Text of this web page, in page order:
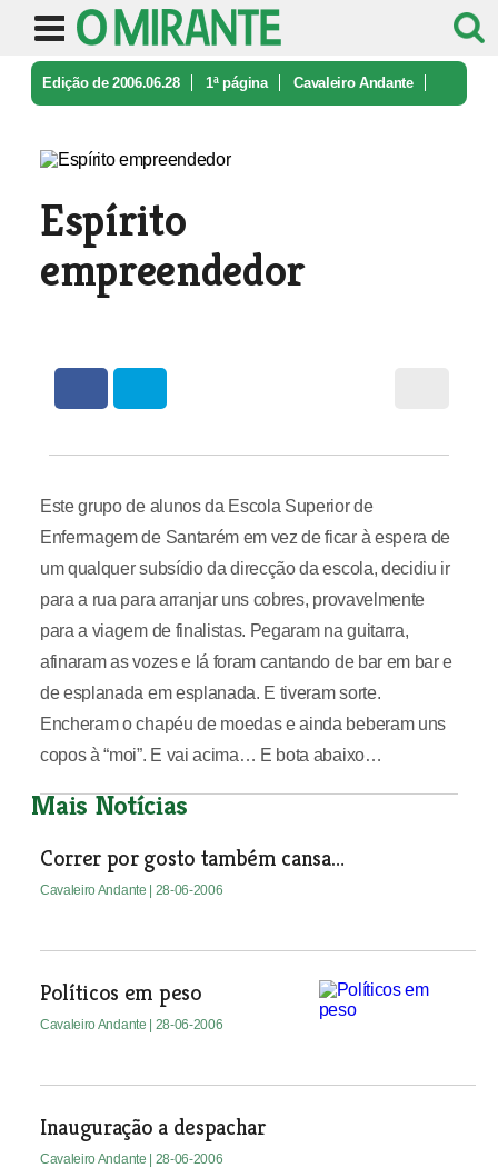
Edição de 2006.06.28 1ª página Cavaleiro Andante
Espírito
empreendedor
Este grupo de alunos da Escola Superior de
Enfermagem de Santarém em vez de ficar à espera de
um qualquer subsídio da direcção da escola, decidiu ir
para a rua para arranjar uns cobres, provavelmente
para a viagem de finalistas. Pegaram na guitarra,
afinaram as vozes e lá foram cantando de bar em bar e
de esplanada em esplanada. E tiveram sorte.
Encheram o chapéu de moedas e ainda beberam uns
copos à “moi”. E vai acima… E bota abaixo…
Mais Notícias
Correr por gosto também cansa…
Cavaleiro Andante | 28-06-2006
Políticos em peso
Cavaleiro Andante | 28-06-2006
Inauguração a despachar
Cavaleiro Andante | 28-06-2006